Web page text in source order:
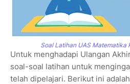
Soal Latihan UAS Matematika
Untuk menghadapi Ulangan
soal-soal latihan untuk
telah dipelajari. Berikut ini